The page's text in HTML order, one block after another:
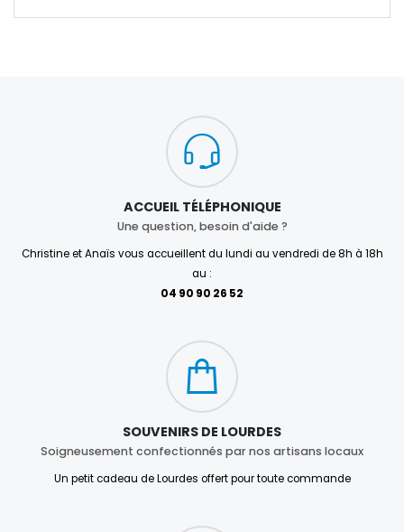
ACCUEIL TÉLÉPHONIQUE
Une question, besoin d'aide ?
Christine et Anaïs vous accueillent du lundi au vendredi de 8h à 18h
au :
04 90 90 26 52
SOUVENIRS DE LOURDES
Soigneusement confectionnés par nos artisans locaux
Un petit cadeau de Lourdes offert pour toute commande